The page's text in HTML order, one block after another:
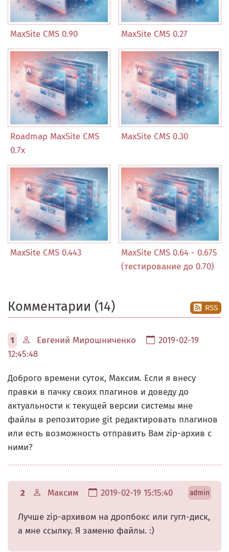
MaxSite CMS 0.90 MaxSite CMS 0.27
Roadmap MaxSite CMS
0.7x
MaxSite CMS 0.30
MaxSite CMS 0.443
MaxSite CMS 0.64 - 0.675
(тестирование до 0.70)
Комментарии (14) RSS
1 Евгений Мирошниченко
2019-02-19
12:45:48
Доброго времени суток, Максим. Если я внесу
правки в пачку своих плагинов и доведу до
актуальности к текущей версии системы мне
файлы в репозиторие git редактировать плагинов
или есть возможность отправить Вам zip-архив с
ними?
2 Максим 2019-02-19 15:15:40 admin
Лучше zip-архивом на дропбокс или гугл-диск,
а мне ссылку. Я заменю файлы. :)